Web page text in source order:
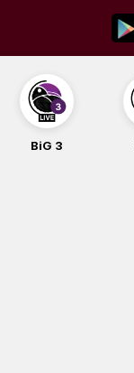
content
BiG 3